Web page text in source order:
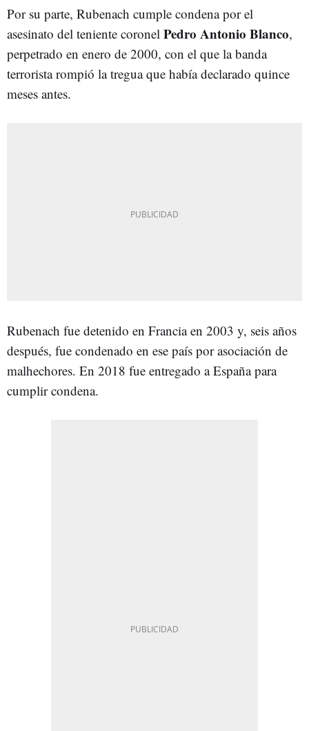
Por su parte, Rubenach cumple condena por el
asesinato del teniente coronel Pedro Antonio Blanco,
perpetrado en enero de 2000, con el que la banda
terrorista rompió la tregua que había declarado quince
meses antes.
Rubenach fue detenido en Francia en 2003 y, seis años
después, fue condenado en ese país por asociación de
malhechores. En 2018 fue entregado a España para
cumplir condena.